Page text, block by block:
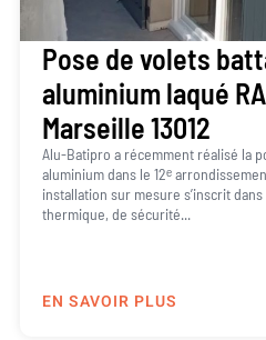
Pose de volets
aluminium laqué
Marseille 13012
Alu-Batipro a récemment réalisé la
aluminium dans le 12ᵉ
installation sur mesure s’inscrit
thermique, de sécurité...
EN SAVOIR PLUS